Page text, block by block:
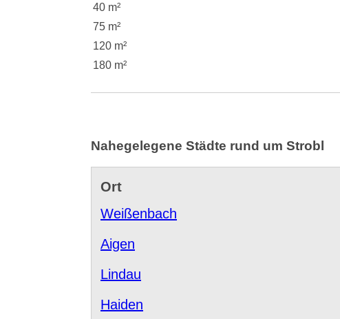
40 m²
75 m²
120 m²
180 m²
Nahegelegene Städte rund um Strobl
Ort
Weißenbach
Aigen
Lindau
Haiden